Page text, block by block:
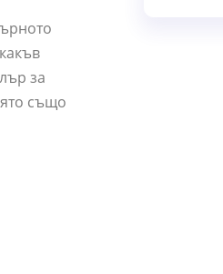
за
също